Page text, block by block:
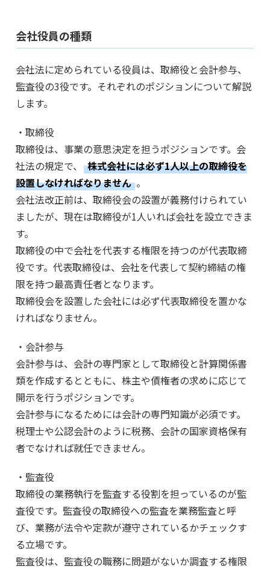
会社役員の種類
会社法に定められている役員は、取締役と会計参与、
監査役の3役です。それぞれのポジションについて解説
します。
・取締役
取締役は、事業の意思決定を担うポジションです。会
社法の規定で、
株式会社には必ず1人以上の取締役を
設置しなければなりません 。
会社法改正前は、取締役会の設置が義務付けられてい
ましたが、現在は取締役が1人いれば会社を設立できま
す。
取締役の中で会社を代表する権限を持つのが代表取締
役です。代表取締役は、会社を代表して契約締結の権
限を持つ最高責任者となります。
取締役会を設置した会社には必ず代表取締役を置かな
ければなりません。
・会計参与
会計参与は、会計の専門家として取締役と計算関係書
類を作成するとともに、株主や債権者の求めに応じて
開示を行うポジションです。
会計参与になるためには会計の専門知識が必須です。
税理士や公認会計のように税務、会計の国家資格保有
者でなければ就任できません。
・監査役
取締役の業務執行を監査する役割を担っているのが監
査役です。監査役の取締役への監査を業務監査と呼
び、業務が法令や定款が遵守されているかチェックす
る立場です。
監査役は、監査役の職務に問題がないか調査する権限